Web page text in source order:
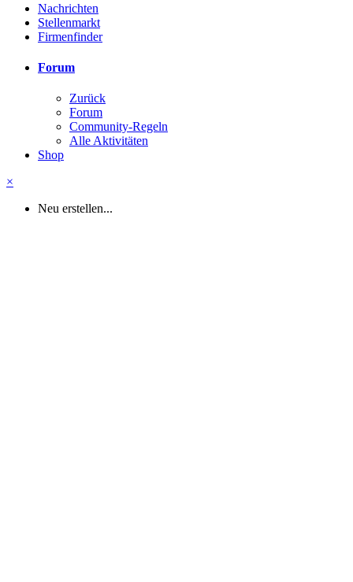
Nachrichten
Stellenmarkt
Firmenfinder
Forum
Zurück
Forum
Community-Regeln
Alle Aktivitäten
Shop
×
Neu erstellen...